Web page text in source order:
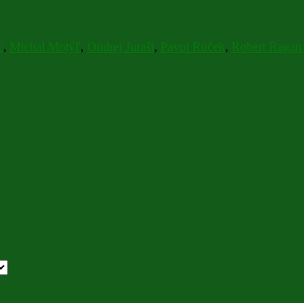
, Michal Motýľ, Ondrej Juraši, Pavol Ruček, Robert Ragan